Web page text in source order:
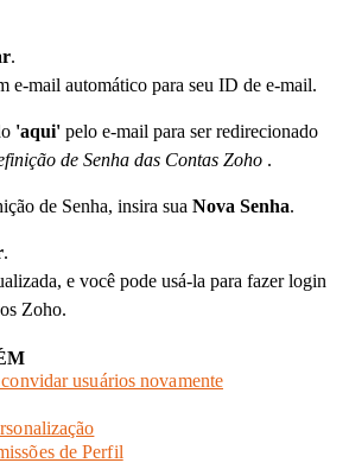
.
e-mail automático para seu ID de e-mail.
'aqui' pelo e-mail para ser redirecionado
de Senha das Contas Zoho .
de Senha, insira sua Nova Senha.
.
e você pode usá-la para fazer login
Zoho.
usuários novamente
de Perfil